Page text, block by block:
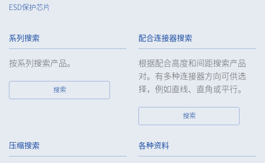
High heat-resistant 立即购买
IMSA-13065B-20Y915
ESD保护芯片
系列搜索
按系列搜索产品。
搜索
配合连接器搜索
根据配合高度和间距搜索产品
对。有多种连接器方向可供选
择，例如直线、直角或平行。
搜索
压缩搜索 各种资料